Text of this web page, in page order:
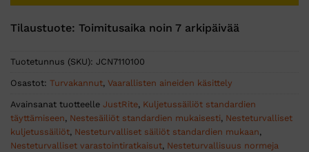
Tilaustuote: Toimitusaika noin 7 arkipäivää
Tuotetunnus (SKU): JCN7110100
Osastot: Turvakannut, Vaarallisten aineiden käsittely
Avainsanat tuotteelle JustRite, Kuljetussäiliöt standardien
täyttämiseen, Nestesäiliöt standardien mukaisesti, Nesteturvalliset
kuljetussäiliöt, Nesteturvalliset säiliöt standardien mukaan,
Nesteturvalliset varastointiratkaisut, Nesteturvallisuus normeja